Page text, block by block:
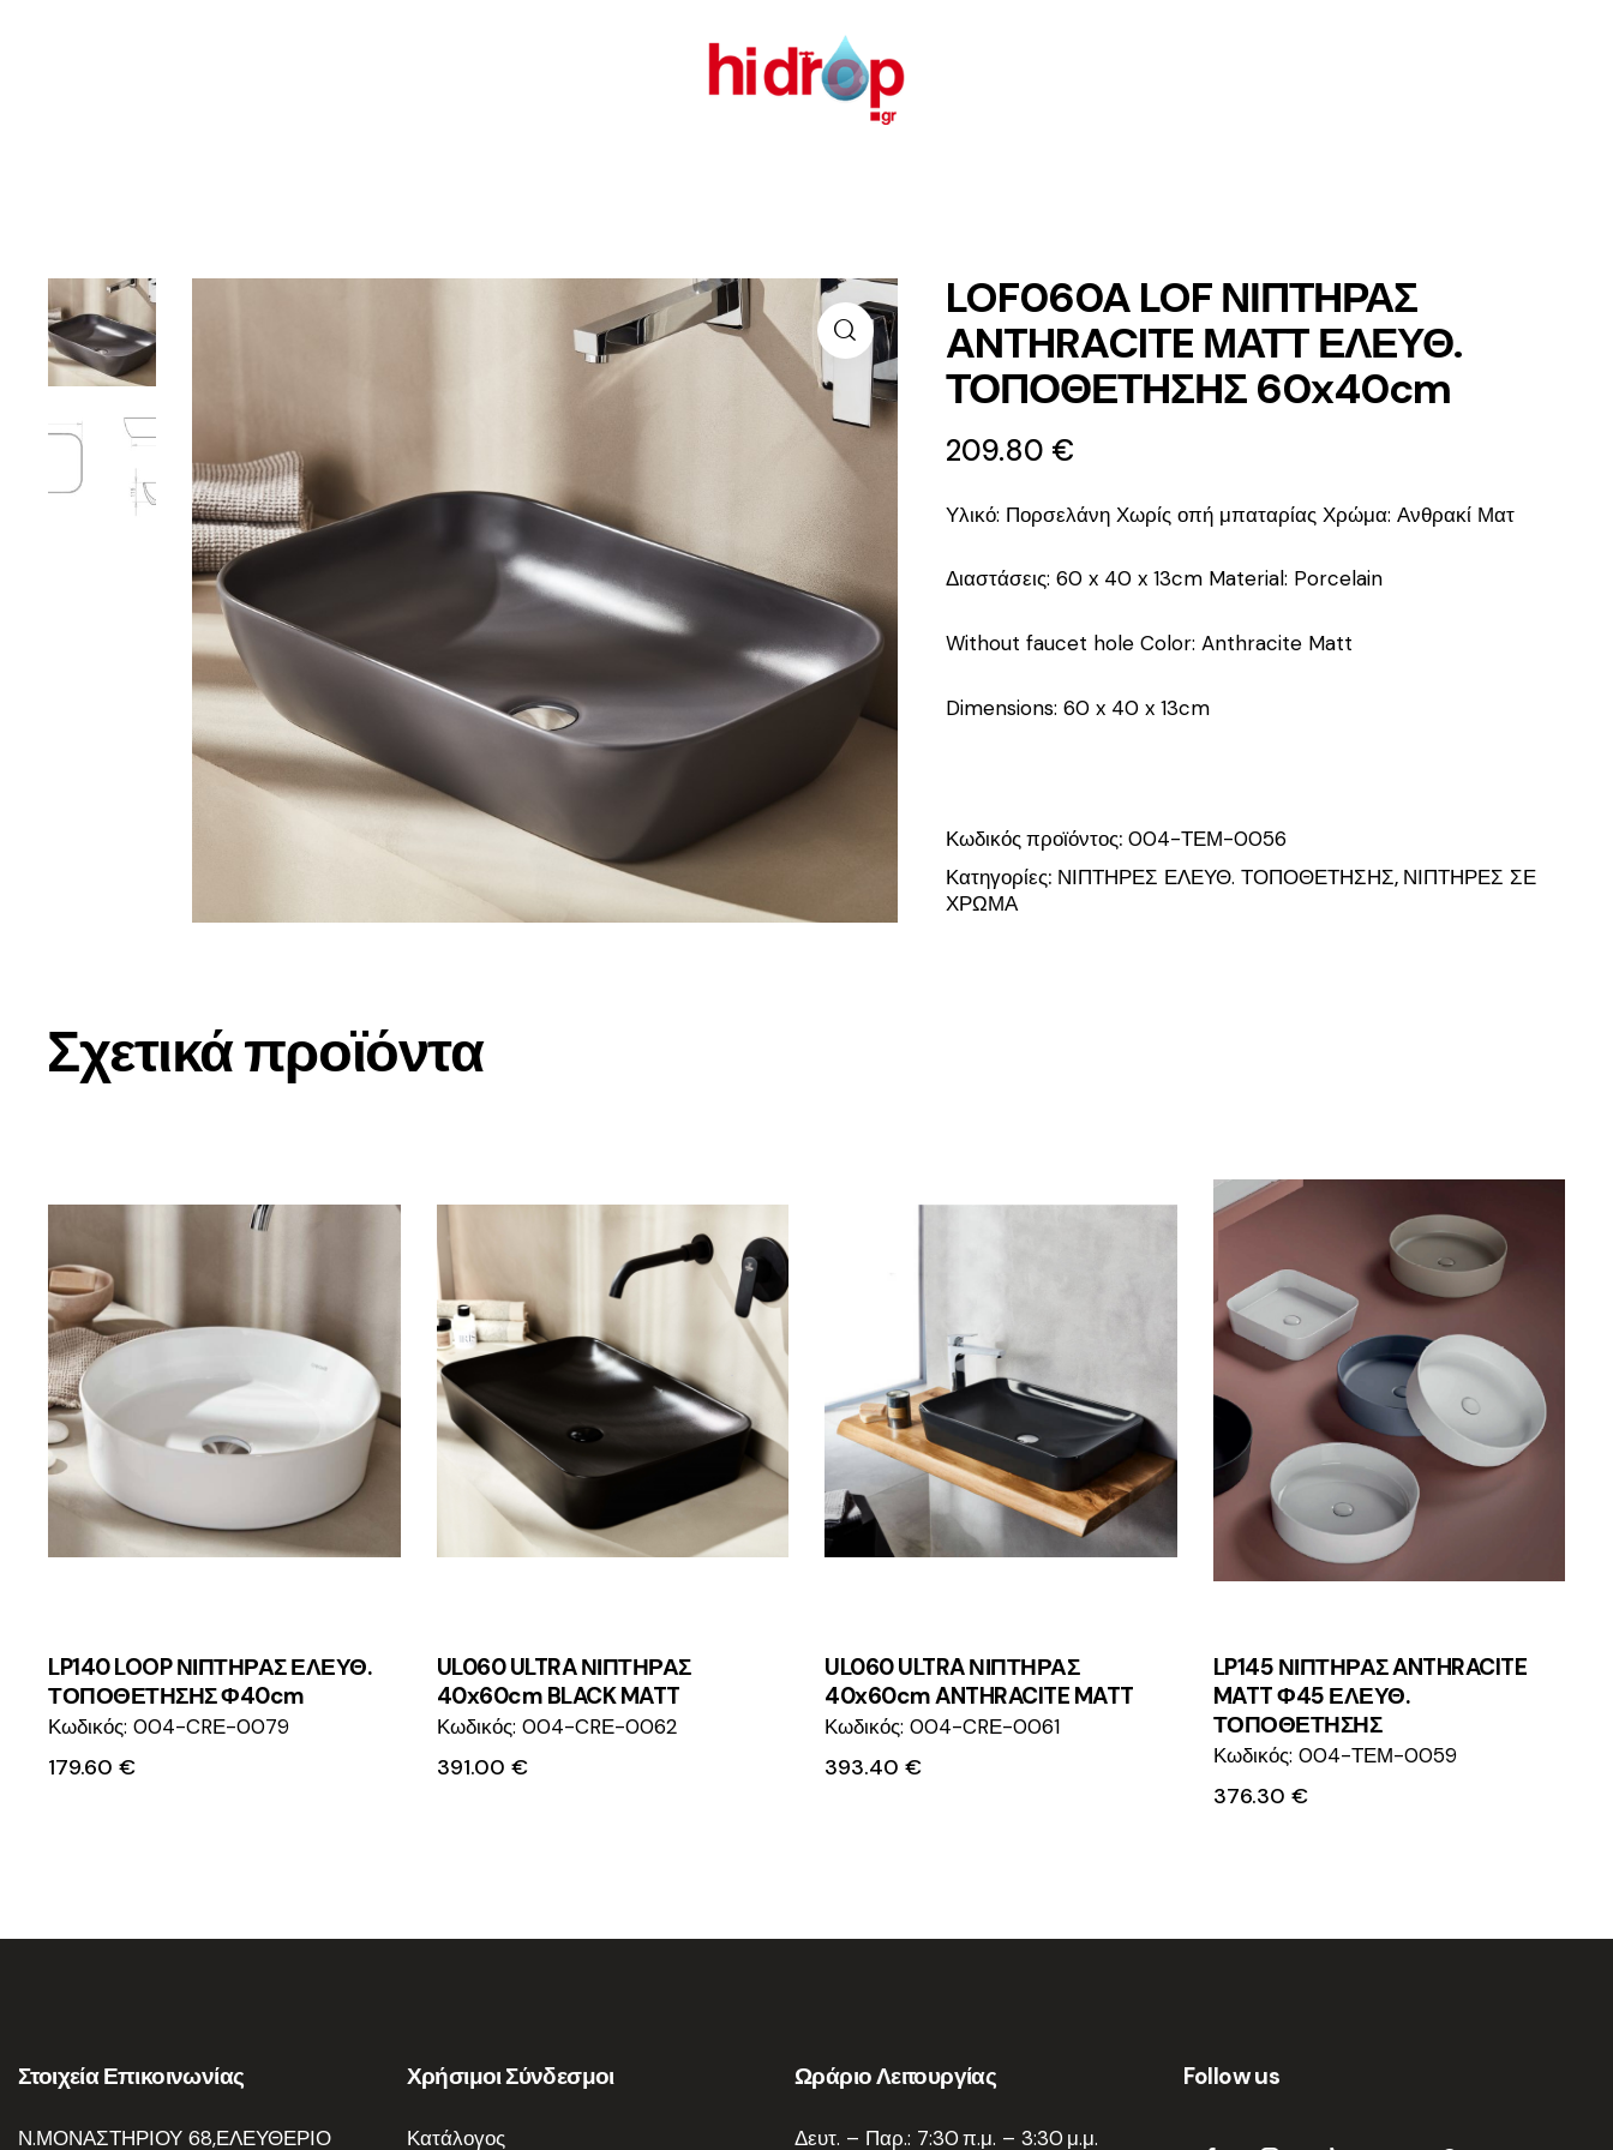
LOF060A LOF ΝΙΠΤΗΡΑΣ
ANTHRACITE ΜΑΤT ΕΛΕΥΘ.
ΤΟΠΟΘΕΤΗΣΗΣ 60x40cm
209.80 €
Υλικό: Πορσελάνη Χωρίς οπή μπαταρίας Χρώμα: Ανθρακί Ματ
Διαστάσεις: 60 x 40 x 13cm Material: Porcelain
Without faucet hole Color: Anthracite Matt
Dimensions: 60 x 40 x 13cm
Κωδικός προϊόντος: 004-ΤΕΜ-0056
Κατηγορίες: ΝΙΠΤΗΡΕΣ ΕΛΕΥΘ. ΤΟΠΟΘΕΤΗΣΗΣ, ΝΙΠΤΗΡΕΣ ΣΕ
ΧΡΩΜΑ
Σχετικά προϊόντα
LP140 LOOP ΝΙΠΤΗΡΑΣ ΕΛΕΥΘ.
ΤΟΠΟΘΕΤΗΣΗΣ Φ40cm
Κωδικός: 004-CRΕ-0079
179.60 €
UL060 ULTRA ΝΙΠΤΗΡΑΣ
40x60cm BLACK MATT
Κωδικός: 004-CRΕ-0062
391.00 €
UL060 ULTRA ΝΙΠΤΗΡΑΣ
40x60cm ANTHRACITE MATT
Κωδικός: 004-CRΕ-0061
393.40 €
LP145 ΝΙΠΤΗΡΑΣ ANTHRACITE
MATT Φ45 ΕΛΕΥΘ.
ΤΟΠΟΘΕΤΗΣΗΣ
Κωδικός: 004-ΤΕΜ-0059
376.30 €
Στοιχεία Επικοινωνίας
Ν.ΜΟΝΑΣΤΗΡΙΟΥ 68,ΕΛΕΥΘΕΡΙΟ
Χρήσιμοι Σύνδεσμοι
Κατάλογος
Ωράριο Λειτουργίας
Δευτ. – Παρ.: 7:30 π.μ. – 3:30 μ.μ.
Follow us